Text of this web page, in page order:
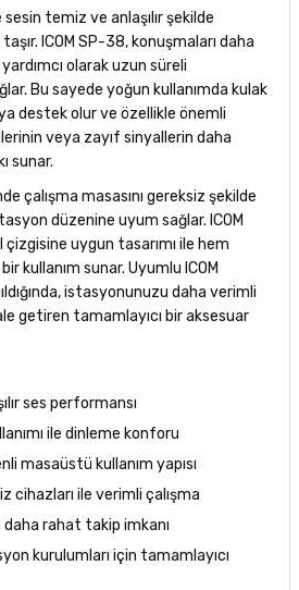
temiz ve anlaşılır şekilde
ICOM SP-38, konuşmaları daha
olarak uzun süreli
Bu sayede yoğun kullanımda kulak
destek olur ve özellikle önemli
veya zayıf sinyallerin daha
sunar.
çalışma masasını gereksiz şekilde
düzenine uyum sağlar. ICOM
çizgisine uygun tasarımı ile hem
kullanım sunar. Uyumlu ICOM
istasyonunuzu daha verimli
getiren tamamlayıcı bir aksesuar
ses performansı
ile dinleme konforu
masaüstü kullanım yapısı
cihazları ile verimli çalışma
daha rahat takip imkanı
kurulumları için tamamlayıcı